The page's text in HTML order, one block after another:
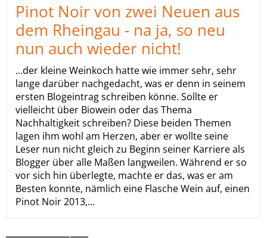
Pinot Noir von zwei Neuen aus
dem Rheingau - na ja, so neu
nun auch wieder nicht!
...der kleine Weinkoch hatte wie immer sehr, sehr
lange darüber nachgedacht, was er denn in seinem
ersten Blogeintrag schreiben könne. Sollte er
vielleicht über Biowein oder das Thema
Nachhaltigkeit schreiben? Diese beiden Themen
lagen ihm wohl am Herzen, aber er wollte seine
Leser nun nicht gleich zu Beginn seiner Karriere als
Blogger über alle Maßen langweilen. Während er so
vor sich hin überlegte, machte er das, was er am
Besten konnte, nämlich eine Flasche Wein auf, einen
Pinot Noir 2013,...